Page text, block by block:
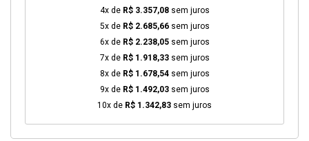
4x de R$ 3.357,08sem juros
5x de R$ 2.685,66sem juros
6x de R$ 2.238,05sem juros
7x de R$ 1.918,33sem juros
8x de R$ 1.678,54sem juros
9x de R$ 1.492,03sem juros
10x de R$ 1.342,83 sem juros